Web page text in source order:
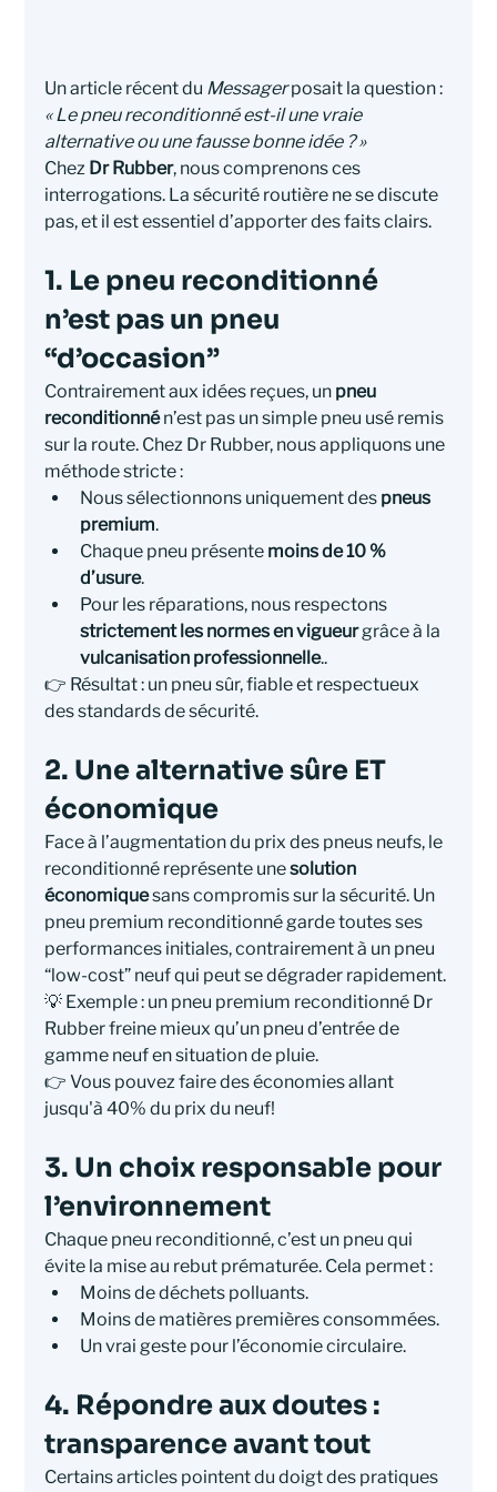
Un article récent du Messager posait la question :
« Le pneu reconditionné est-il une vraie
alternative ou une fausse bonne idée ? »
Chez Dr Rubber, nous comprenons ces
interrogations. La sécurité routière ne se discute
pas, et il est essentiel d’apporter des faits clairs.
1. Le pneu reconditionné
n’est pas un pneu
“d’occasion”
Contrairement aux idées reçues, un pneu
reconditionné n’est pas un simple pneu usé remis
sur la route. Chez Dr Rubber, nous appliquons une
méthode stricte :
Nous sélectionnons uniquement des pneus
premium.
Chaque pneu présente moins de 10 %
d’usure.
Pour les réparations, nous respectons
strictement les normes en vigueur grâce à la
vulcanisation professionnelle..
👉 Résultat : un pneu sûr, fiable et respectueux
des standards de sécurité.
2. Une alternative sûre ET
économique
Face à l’augmentation du prix des pneus neufs, le
reconditionné représente une solution
économique sans compromis sur la sécurité. Un
pneu premium reconditionné garde toutes ses
performances initiales, contrairement à un pneu
“low-cost” neuf qui peut se dégrader rapidement.
💡 Exemple : un pneu premium reconditionné Dr
Rubber freine mieux qu’un pneu d’entrée de
gamme neuf en situation de pluie.
👉 Vous pouvez faire des économies allant
jusqu'à 40% du prix du neuf!
3. Un choix responsable pour
l’environnement
Chaque pneu reconditionné, c’est un pneu qui
évite la mise au rebut prématurée. Cela permet :
Moins de déchets polluants.
Moins de matières premières consommées.
Un vrai geste pour l’économie circulaire.
4. Répondre aux doutes :
transparence avant tout
Certains articles pointent du doigt des pratiques